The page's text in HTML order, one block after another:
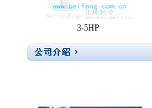
3-5HP